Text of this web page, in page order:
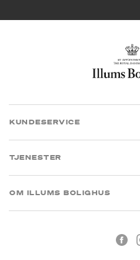
KUNDESERVICE
TJENESTER
OM ILLUMS BOLIGHUS